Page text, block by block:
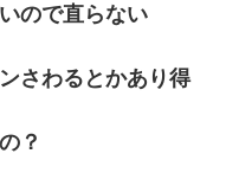
ので直らない
さわるとかあり得
？